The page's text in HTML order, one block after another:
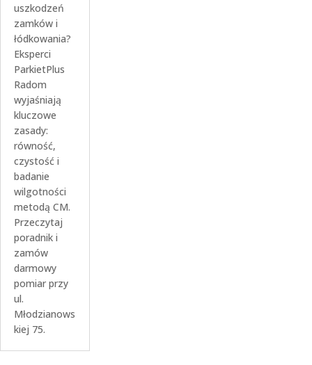
uszkodzeń
zamków i
łódkowania?
Eksperci
ParkietPlus
Radom
wyjaśniają
kluczowe
zasady:
równość,
czystość i
badanie
wilgotności
metodą CM.
Przeczytaj
poradnik i
zamów
darmowy
pomiar przy
ul.
Młodzianows
kiej 75.